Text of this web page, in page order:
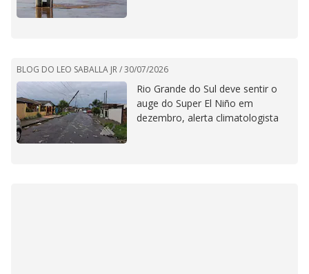
BLOG DO LEO SABALLA JR /30/07/2026
Rio Grande do Sul deve sentir o
auge do Super El Niño em
dezembro, alerta climatologista